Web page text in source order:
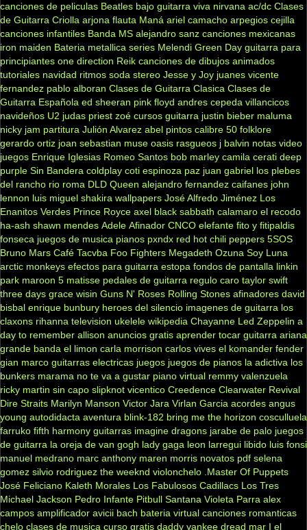
canciones de peliculas Beatles bajo guitarra viva nirvana ac/dc Clases
de Guitarra Criolla arjona flauta Maná ariel camacho arpegios cejilla
canciones infantiles Banda MS alejandro sanz canciones mexicanas
iron maiden Bateria metallica series Melendi Green Day guitarra para
principiantes one direction Reik canciones de dibujos animados
tutoriales navidad ritmos soda stereo Jesse y Joy juanes vicente
fernandez pablo alboran Clases de Guitarra Clasica Clases de
Guitarra Española ed sheeran pink floyd andres cepeda villancicos
navideños U2 judas priest zoé cursos guitarra justin bieber maluma
nicky jam partitura Julión Alvarez abel pintos calibre 50 folklore
gerardo ortiz joan sebastian muse oasis rasgueos j balvin notas video
juegos Enrique Iglesias Romeo Santos bob marley camila cerati deep
purple Sin Bandera coldplay coti espinoza paz juan gabriel los plebes
del rancho rio roma DLD Queen alejandro fernandez caifanes john
lennon luis miguel shakira wallpapers José Alfredo Jiménez Los
Enanitos Verdes Prince Royce axel black sabbath calamaro el recodo
ha-ash shawn mendes Adele Afinador CNCO elefante fito y fitipaldis
fonseca juegos de musica pianos pxndx red hot chili peppers 5SOS
Bruno Mars Café Tacvba Foo Fighters Megadeth Ozuna Soy Luna
arctic monkeys efectos para guitarra estopa fondos de pantalla linkin
park maroon 5 matisse pedales de guitarra regulo caro taylor swift
three days grace wisin Guns N' Roses Rolling Stones afinadores david
bisbal enrique bunbury heroes del silencio imagenes de guitarra los
claxons rihanna television ukelele wikipedia Chayanne Led Zeppelin a
day to remember allison anuncios gratis aprender tocar guitarra ariana
grande banda el limon carla morrison carlos vives el komander fender
gian marco guitarras electricas juegos juegos de pianos la adictiva los
bunkers marama no te va a gustar piano virtual remmy valenzuela
ricky martin sin capo slipknot vicentico Creedence Clearwater Revival
Dire Straits Marilyn Manson Victor Jara Virlan Garcia acordes angus
young autodidacta aventura blink-182 bring me the horizon cosculluela
farruko fifth harmony guitarras imagine dragons jarabe de palo juegos
de guitarra la oreja de van gogh lady gaga leon larregui libido luis fonsi
manuel medrano marc anthony maren morris novatos pdf selena
gomez silvio rodriguez the weeknd violonchelo .Master Of Puppets
José Feliciano Kaleth Morales Los Fabulosos Cadillacs Los Tres
Michael Jackson Pedro Infante Pitbull Santana Violeta Parra alex
campos amplificador avicii bach bateria virtual canciones romanticas
chelo clases de musica curso gratis daddy yankee dread mar I el